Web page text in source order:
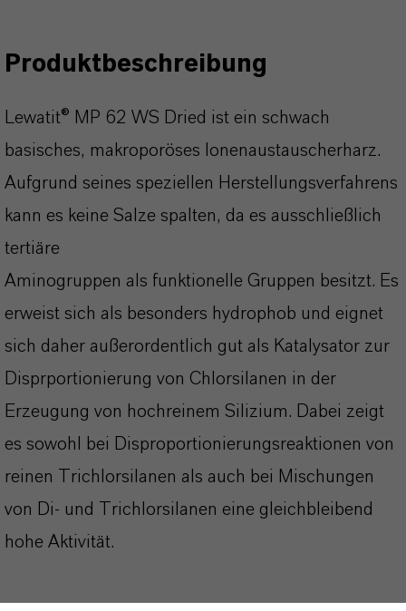
Produktbeschreibung
Lewatit® MP 62 WS Dried ist ein schwach
basisches, makroporöses Ionenaustauscherharz.
Aufgrund seines speziellen Herstellungsverfahrens
kann es keine Salze spalten, da es ausschließlich
tertiäre
Aminogruppen als funktionelle Gruppen besitzt. Es
erweist sich als besonders hydrophob und eignet
sich daher außerordentlich gut als Katalysator zur
Disprportionierung von Chlorsilanen in der
Erzeugung von hochreinem Silizium. Dabei zeigt
es sowohl bei Disproportionierungsreaktionen von
reinen Trichlorsilanen als auch bei Mischungen
von Di- und Trichlorsilanen eine gleichbleibend
hohe Aktivität.